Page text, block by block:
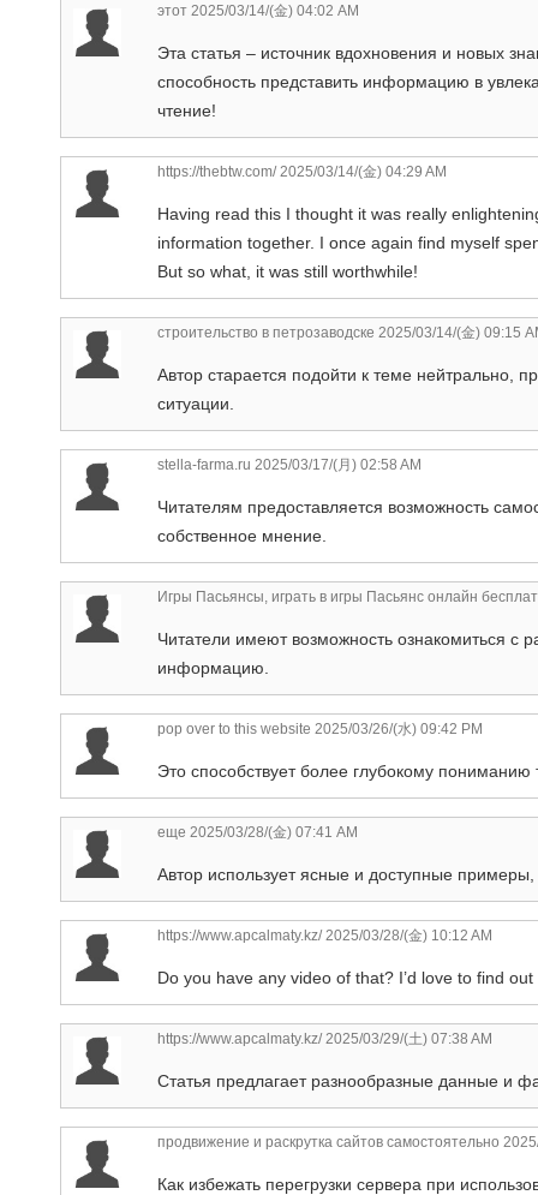
этот 2025/03/14/(金) 04:02 AM
Эта статья – источник вдохновения и новых
способность представить информацию в
чтение!
https://thebtw.com/2025/03/14/(金) 04:29 AM
Having read this I thought it was really
information together. I once again find myself
But so what, it was still worthwhile!
строительство в петрозаводске 2025/03/14/(金) 09:15
Автор старается подойти к теме нейтрально,
ситуации.
stella-farma.ru 2025/03/17/(月) 02:58 AM
Читателям предоставляется возможность
собственное мнение.
Игры Пасьянсы, играть в игры Пасьянс онлайн
Читатели имеют возможность ознакомиться с
информацию.
pop over to this website 2025/03/26/(水) 09:42 PM
Это способствует более глубокому
еще 2025/03/28/(金) 07:41 AM
Автор использует ясные и доступные
https://www.apcalmaty.kz/2025/03/28/(金) 10:12 AM
Do you have any video of that? I’d love to find
https://www.apcalmaty.kz/2025/03/29/(土) 07:38 AM
Статья предлагает разнообразные данные и
продвижение и раскрутка сайтов самостоятельно
Как избежать перегрузки сервера при